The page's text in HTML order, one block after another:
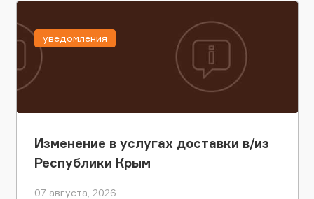
Изменение в услугах доставки в/из
Республики Крым
07 августа, 2026
уведомления